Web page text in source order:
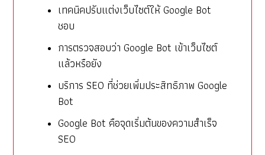
เทคนิคปรับแต่งเว็บไซต์ให้ Google Bot
ชอบ
การตรวจสอบว่า Google Bot เข้าเว็บไซต์
แล้วหรือยัง
บริการ SEO ที่ช่วยเพิ่มประสิทธิภาพ Google
Bot
Google Bot คือจุดเริ่มต้นของความสำเร็จ
SEO